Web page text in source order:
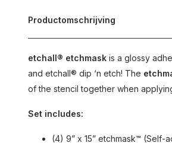
Productomschrijving
etchall® etchmask is a glossy
and etchall® dip ‘n etch! The
of the stencil together when
Set includes:
(4) 9” x 15” etchmask™ (Self-